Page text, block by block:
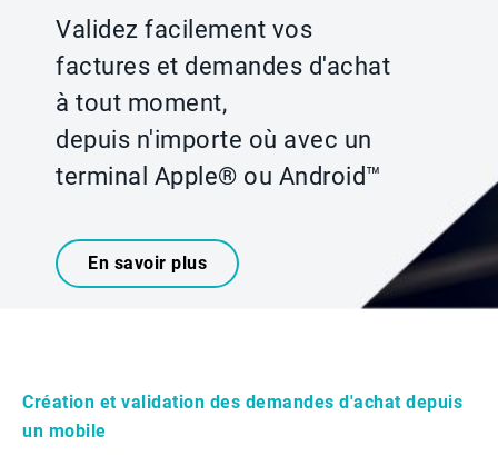
Validez facilement vos
factures et demandes d'achat
à tout moment,
depuis n'importe où avec un
terminal Apple® ou Android™
En savoir plus
Création et validation des demandes d'achat depuis
un mobile